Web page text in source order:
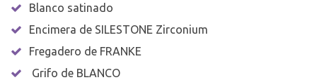
Blanco satinado
Encimera de SILESTONE Zirconium
Fregadero de FRANKE
Grifo de BLANCO